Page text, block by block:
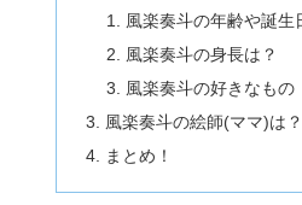
風楽奏斗の年齢や誕生
風楽奏斗の身長は？
風楽奏斗の好きなもの
風楽奏斗の絵師(ママ)は？
まとめ！